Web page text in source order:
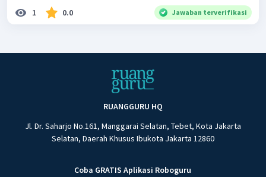
1 0.0 Jawaban terverifikasi
RUANGGURU HQ
Jl. Dr. Saharjo No.161, Manggarai Selatan, Tebet, Kota Jakarta
Selatan, Daerah Khusus Ibukota Jakarta 12860
Coba GRATIS Aplikasi Roboguru